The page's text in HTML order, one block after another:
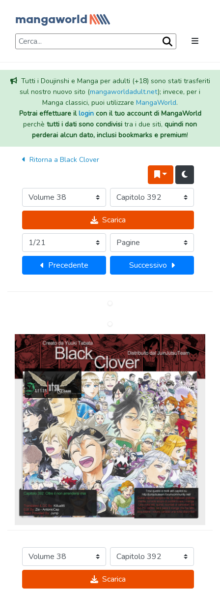
Tutti i Doujinshi e Manga per adulti (+18) sono stati trasferiti
sul nostro nuovo sito (mangaworldadult.net); invece, per i
Manga classici, puoi utilizzare MangaWorld.
Potrai effettuare illogincon il tuo account di MangaWorld
perchè tutti i dati sono condivisi tra i due siti, quindi non
perderai alcun dato, inclusi bookmarks e premium!
Ritorna a Black Clover
Scarica
Precedente Successivo
Scarica